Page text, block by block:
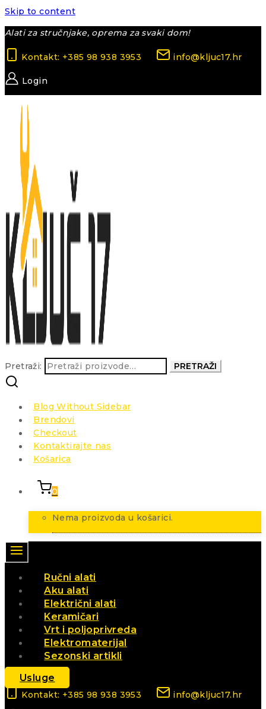
Skip to content
Alati za stručnjake, oprema za svaki dom!
Kontakt: +385 98 938 3953 info@kljuc17.hr
Login
Pretraži: PRETRAŽI
Blog Without Sidebar
Brendovi
Checkout
Kontaktirajte nas
Košarica
0
Nema proizvoda u košarici.
Ručni alati
Aku alati
Električni alati
Keramičari
Vrt i poljoprivreda
Elektromaterijal
Sezonski artikli
Usluge
Kontakt: +385 98 938 3953 info@kljuc17.hr